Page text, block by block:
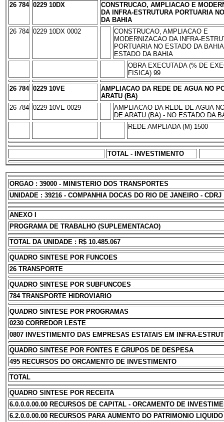
26 784 0229 10DX
CONSTRUCAO, AMPLIACAO E
DA INFRA-ESTRUTURA PORTUARIA
DA BAHIA
26 784 0229 10DX 0002
CONSTRUCAO, AMPLIACAO E
MODERNIZACAO DA INFRA-
PORTUARIA NO ESTADO DA
ESTADO DA BAHIA
OBRA EXECUTADA (% DE
FISICA) 99
26 784 0229 10VE
AMPLIACAO DA REDE DE AGUA NO
ARATU (BA)
26 784 0229 10VE 0029
AMPLIACAO DA REDE DE AGUA
DE ARATU (BA) - NO ESTADO DA
REDE AMPLIADA (M) 1500
TOTAL - INVESTIMENTO
ORGAO : 39000 - MINISTERIO DOS TRANSPORTES
UNIDADE : 39216 - COMPANHIA DOCAS DO RIO DE JANEIRO - CDRJ
ANEXO I
PROGRAMA DE TRABALHO (SUPLEMENTACAO)
TOTAL DA UNIDADE : R$ 10.485.067
QUADRO SINTESE POR FUNCOES
26 TRANSPORTE
QUADRO SINTESE POR SUBFUNCOES
784 TRANSPORTE HIDROVIARIO
QUADRO SINTESE POR PROGRAMAS
0230 CORREDOR LESTE
0807 INVESTIMENTO DAS EMPRESAS ESTATAIS EM INFRA-
QUADRO SINTESE POR FONTES E GRUPOS DE DESPESA
495 RECURSOS DO ORCAMENTO DE INVESTIMENTO
TOTAL
QUADRO SINTESE POR RECEITA
6.0.0.0.00.00 RECURSOS DE CAPITAL - ORCAMENTO DE
6.2.0.0.00.00 RECURSOS PARA AUMENTO DO PATRIMONIO LIQUIDO